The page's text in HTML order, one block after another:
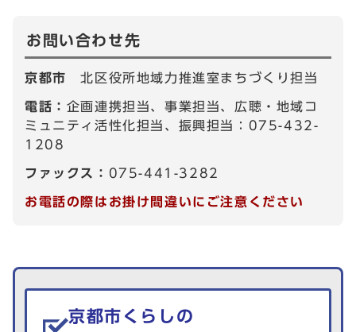
お問い合わせ先
京都市北区役所地域力推進室まちづくり担当
電話： 企画連携担当、事業担当、広聴・地域コ
ミュニティ活性化担当、振興担当：075-432-
1208
ファックス： 075-441-3282
お電話の際はお掛け間違いにご注意ください
生活情報を探す
京都市くらしの